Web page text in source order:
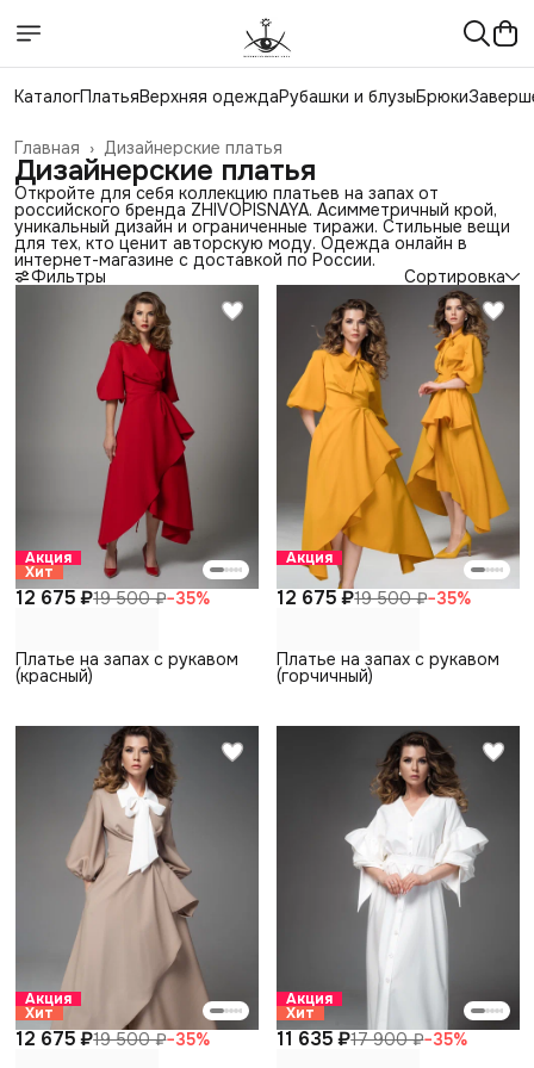
КаталогПлатьяВерхняя одеждаРубашки и блузыБрюки
Дизайнерские платья
Главная ›
Дизайнерские платья
Откройте для себя коллекцию платьев на запах от
российского бренда ZHIVOPISNAYA. Асимметричный крой,
уникальный дизайн и ограниченные тиражи. Стильные вещи
для тех, кто ценит авторскую моду. Одежда онлайн в
интернет-магазине с доставкой по России.
Фильтры Сортировка
Акция
Хит
12 675 ₽19 500 ₽−35%
Платье на запах с рукавом
(красный)
Акция
12 675 ₽19 500 ₽−35%
Платье на запах с рукавом
(горчичный)
Акция
Хит
12 675 ₽19 500 ₽−35%
Акция
Хит
11 635 ₽17 900 ₽−35%